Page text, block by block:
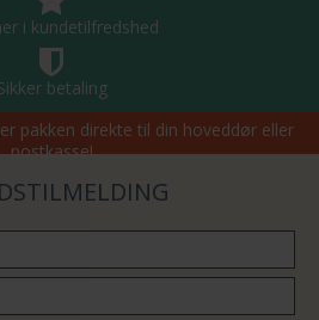
i kundetilfredshed
betaling
pakken direkte til din hoveddør eller
postkasse!